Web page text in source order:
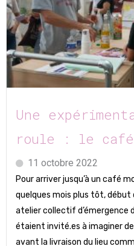
Une
roule : le
11 octobre 2022
Pour arriver jusqu’à un café
quelques mois plus tôt, début
atelier collectif d’émergence
étaient invité.es à imaginer
avant la livraison du lieu